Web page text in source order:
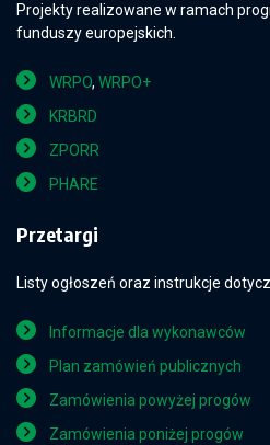
Projekty realizowane w ramach
funduszy europejskich.
WRPO, WRPO+
KRBRD
ZPORR
PHARE
Przetargi
Listy ogłoszeń oraz instrukcje
Informacje dla wykonawców
Plan zamówień publicznych
Zamówienia powyżej progów
Zamówienia poniżej progów